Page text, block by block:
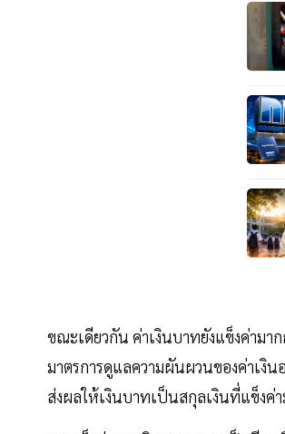
ขณะเดียวกัน ค่าเงินบาทยังแข็งค่ามา
มาตรการดูแลความผันผวนของค่าเงิ
ส่งผลให้เงินบาทเป็นสกุลเงินที่แข็งค่